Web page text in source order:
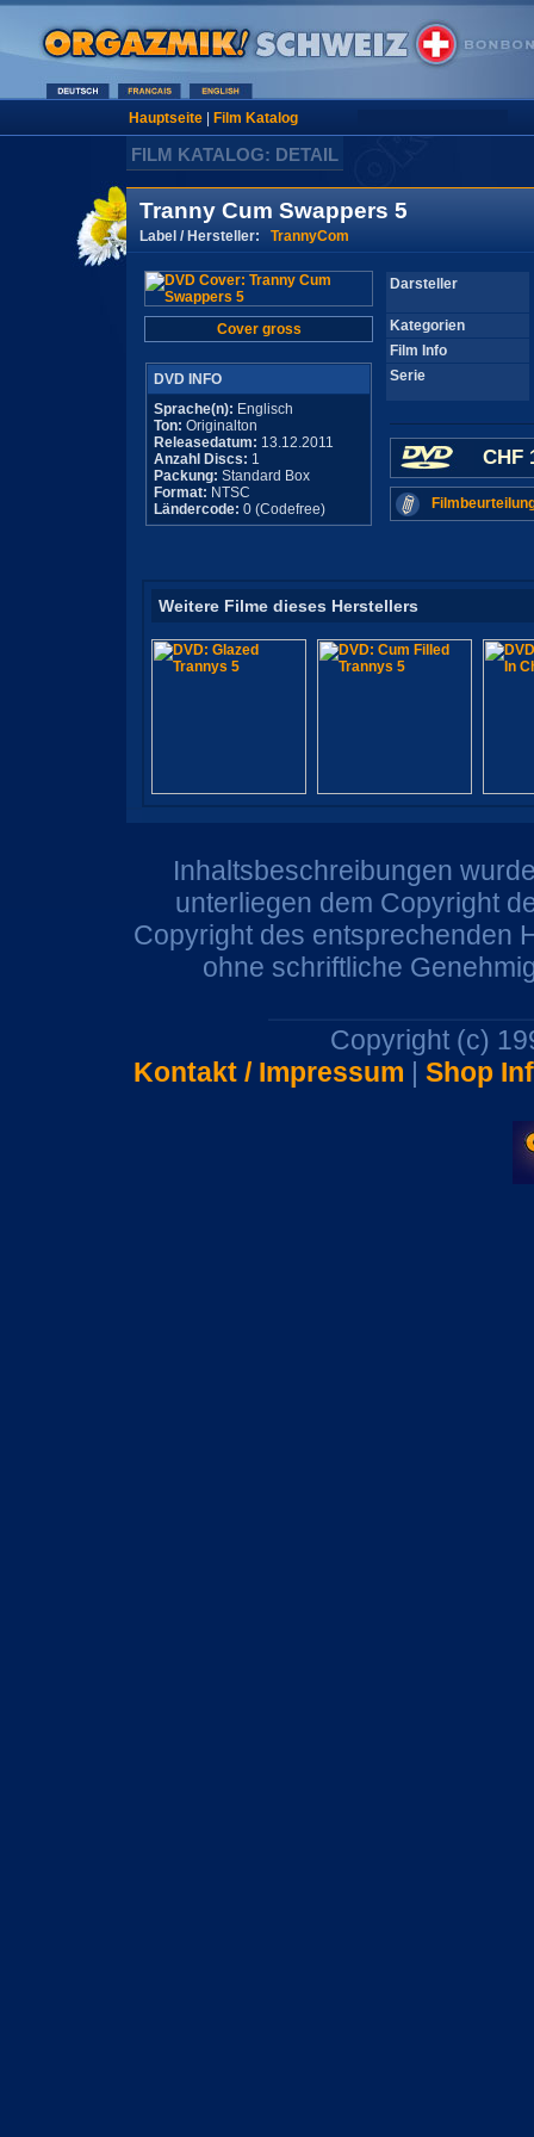
Hauptseite| Film Katalog
FILM KATALOG: DETAIL
Tranny Cum Swappers 5
Label / Hersteller: TrannyCom
Cover gross
DVD INFO
Sprache(n): Englisch
Ton: Originalton
Releasedatum: 13.12.2011
Anzahl Discs: 1
Packung: Standard Box
Format: NTSC
Ländercode: 0 (Codefree)
Darsteller
Kategorien
Film Info
Serie
CHF
Weitere Filme dieses Herstellers
Inhaltsbeschreibungen
unterliegen dem Copyright
Copyright des entsprechenden
ohne schriftliche
Copyright (c)
Kontakt / Impressum | Shop